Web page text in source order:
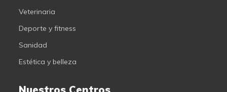
Veterinaria
Deporte y fitness
Sanidad
Estética y belleza